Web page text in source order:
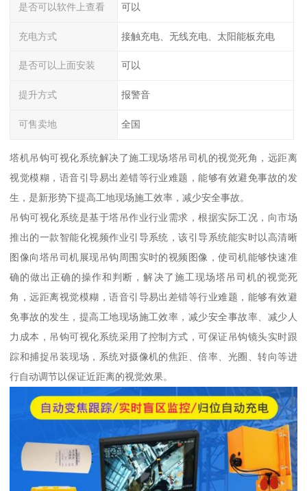
是否可以软件上查看 可以
充电方式 接触充电、无线充电、太阳能板充电
是否可以上面安装 可以
提升方式 报警音
可售卖地 全国
塔机吊钩可视化系统解决了施工现场塔吊司机的视觉死角，远距离
视觉模糊，语音引导易出差错等行业难题，能够有效避免事故的发
生，是新形势下提高工地现场施工效率，减少安全事故。
吊钩可视化系统是基于塔吊作业行业需求，根据实际工况，向市场
推出的一款智能化视频作业引导系统，该引导系统能实时以高清晰
图像向塔吊司机展现吊钩周围实时的视频图像，使司机能够快速准
确的做出正确的操作和判断，解决了施工现场塔吊司机的视觉死
角，远距离视觉模糊，语音引导易出差错等行业难题，能够有效避
免事故的发生，提高工地现场施工效率，减少安全事故率、减少人
力成本，吊钩可视化系统采用了控制方式，可保证吊钩镜头实时跟
踪和捕捉吊装现场，系统对摄像机的焦距、倍率、光圈、转向等进
行自动调节以保证近距离的视觉效果。